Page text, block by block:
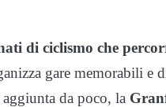
di ciclismo che
gare memorabili e
da poco, la